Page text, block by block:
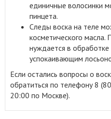
единичные волосинки
пинцета.
Следы воска на теле
косметического
нуждается в
успокаивающим
Если остались вопросы о
обратиться по телефону 8
20:00 по Москве).